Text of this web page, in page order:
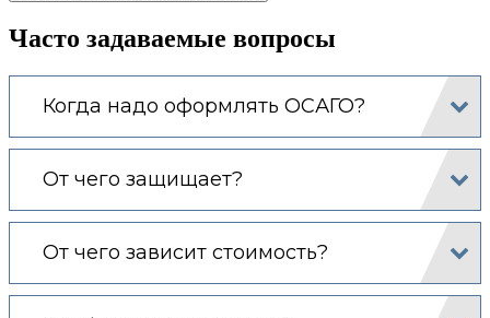
Часто задаваемые вопросы
Когда надо оформлять ОСАГО?
От чего защищает?
От чего зависит стоимость?